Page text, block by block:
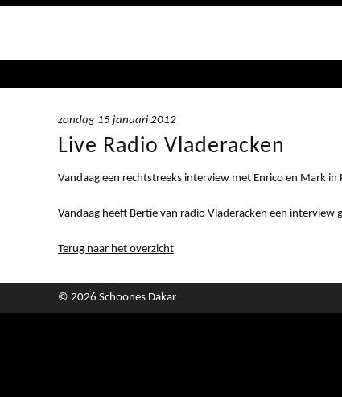
zondag 15 januari 2012
Live Radio Vladeracken
Vandaag een rechtstreeks interview met Enrico en Mark in
Vandaag heeft Bertie van radio Vladeracken een
Terug naar het overzicht
© 2026 Schoones Dakar